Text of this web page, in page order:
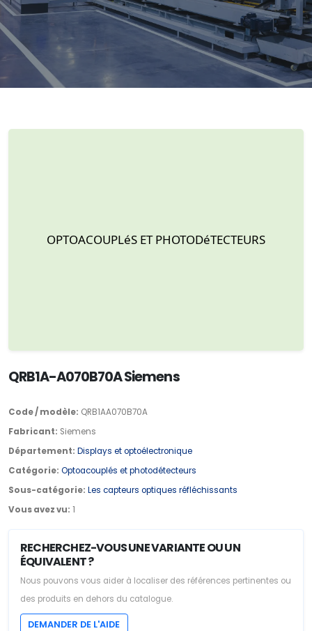
QRB1A-A070B70A Siemens
Code / modèle: QRB1AA070B70A
Fabricant: Siemens
Département: Displays et optoélectronique
Catégorie: Optoacouplés et photodétecteurs
Sous-catégorie: Les capteurs optiques réfléchissants
Vous avez vu: 1
RECHERCHEZ-VOUS UNE VARIANTE OU UN
ÉQUIVALENT ?
Nous pouvons vous aider à localiser des références pertinentes ou
des produits en dehors du catalogue.
DEMANDER DE L'AIDE